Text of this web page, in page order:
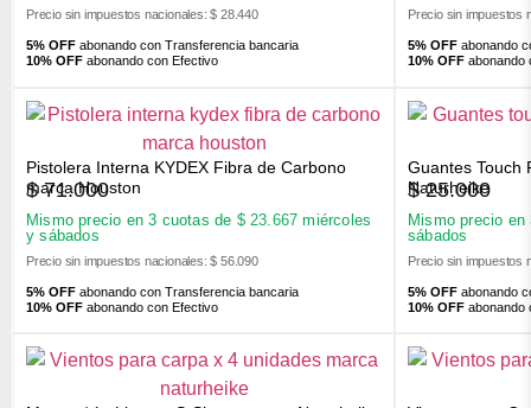
Precio sin impuestos nacionales: $ 28.440
5% OFF abonando con Transferencia bancaria
10% OFF abonando con Efectivo
Precio sin impuestos
5% OFF abonando
10% OFF abonando
Pistolera Interna KYDEX Fibra de Carbono
marca Houston
$71.000
Mismo precio en 3 cuotas de $23.667 miércoles
y sábados
Precio sin impuestos nacionales: $ 56.090
5% OFF abonando con Transferencia bancaria
10% OFF abonando con Efectivo
Guantes Touch
Naturheike
$25.000
Mismo precio
sábados
Precio sin impuestos
5% OFF abonando
10% OFF abonando